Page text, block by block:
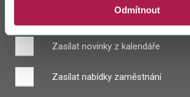
Odmítnout
Zasílat novinky z kalendáře
Zasílat nabídky zaměstnání